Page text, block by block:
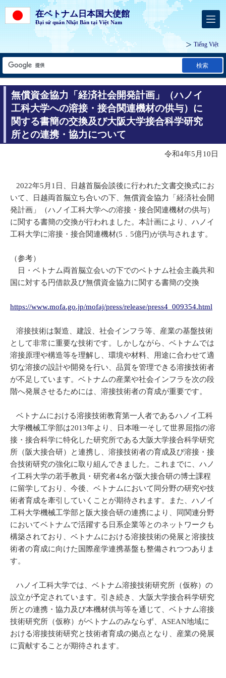
在ベトナム日本国大使館
Đại sứ quán Nhật Bản tại Việt Nam
Tiếng Việt
検索
無償資金協力「経済社会開発計画」（ハノイ
工科大学への溶接・接合関連機材の供与）に
関する書簡の交換及び大阪大学接合科学研究
所との連携・協力について
令和4年5月10日
2022年5月1日、日越首脳会談後に行われた文書交換式にお
いて、日越両首脳立ち合いの下、無償資金協力「経済社会開
発計画」（ハノイ工科大学への溶接・接合関連機材の供与）
に関する書簡の交換が行われました。本計画により、ハノイ
工科大学に溶接・接合関連機材(5．5億円)が供与されます。
（参考）
日・ベトナム両首脳立会いの下でのベトナム社会主義共和
国に対する円借款及び無償資金協力に関する書簡の交換
https://www.mofa.go.jp/mofaj/press/release/press4_009354.html
溶接技術は製造、建設、社会インフラ等、産業の基盤技術
として非常に重要な技術です。しかしながら、ベトナムでは
溶接原理や構造等を理解し、環境や材料、用途に合わせて適
切な溶接の設計や開発を行い、品質を管理できる溶接技術者
が不足しています。ベトナムの産業や社会インフラを次の段
階へ発展させるためには、溶接技術者の育成が重要です。
ベトナムにおける溶接技術教育第一人者であるハノイ工科
大学機械工学部は2013年より、日本唯一そして世界屈指の溶
接・接合科学に特化した研究所である大阪大学接合科学研究
所（阪大接合研）と連携し、溶接技術者の育成及び溶接・接
合技術研究の強化に取り組んできました。これまでに、ハノ
イ工科大学の若手教員・研究者4名が阪大接合研の博士課程
に留学しており、今後、ベトナムにおいて同分野の研究や技
術者育成を牽引していくことが期待されます。また、ハノイ
工科大学機械工学部と阪大接合研の連携により、同関連分野
においてベトナムで活躍する日系企業等とのネットワークも
構築されており、ベトナムにおける溶接技術の発展と溶接技
術者の育成に向けた国際産学連携基盤も整備されつつありま
す。
ハノイ工科大学では、ベトナム溶接技術研究所（仮称）の
設立が予定されています。引き続き、大阪大学接合科学研究
所との連携・協力及び本機材供与等を通じて、ベトナム溶接
技術研究所（仮称）がベトナムのみならず、ASEAN地域に
おける溶接技術研究と技術者育成の拠点となり、産業の発展
に貢献することが期待されます。